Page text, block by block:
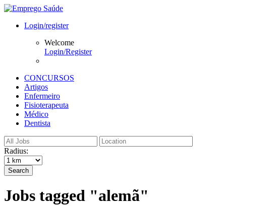
Login/register
Welcome
Login/Register
CONCURSOS
Artigos
Enfermeiro
Fisioterapeuta
Médico
Dentista
Radius:
Search
Jobs tagged "alemã"